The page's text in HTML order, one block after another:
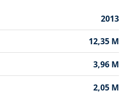
2013
12,35 M
3,96 M
2,05 M